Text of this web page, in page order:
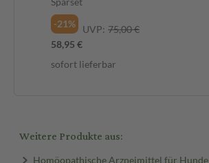
-21%
UVP: 75,00 €
58,95 €
sofort lieferbar
Weitere Produkte aus:
Homöopathische Arzneimittel für Hunde